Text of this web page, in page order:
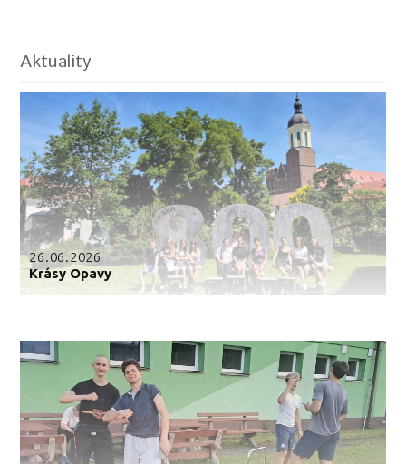
Aktuality
26.06.2026
Krásy Opavy